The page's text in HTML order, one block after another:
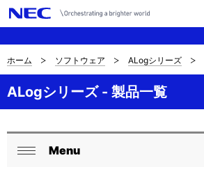
ナ
ビ
ゲ
ー
サ
イ
ホーム ソフトウェア ALogシリーズ
ALogシリーズ - 製品一覧
ロ
Menu